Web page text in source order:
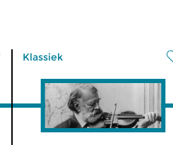
Klassiek